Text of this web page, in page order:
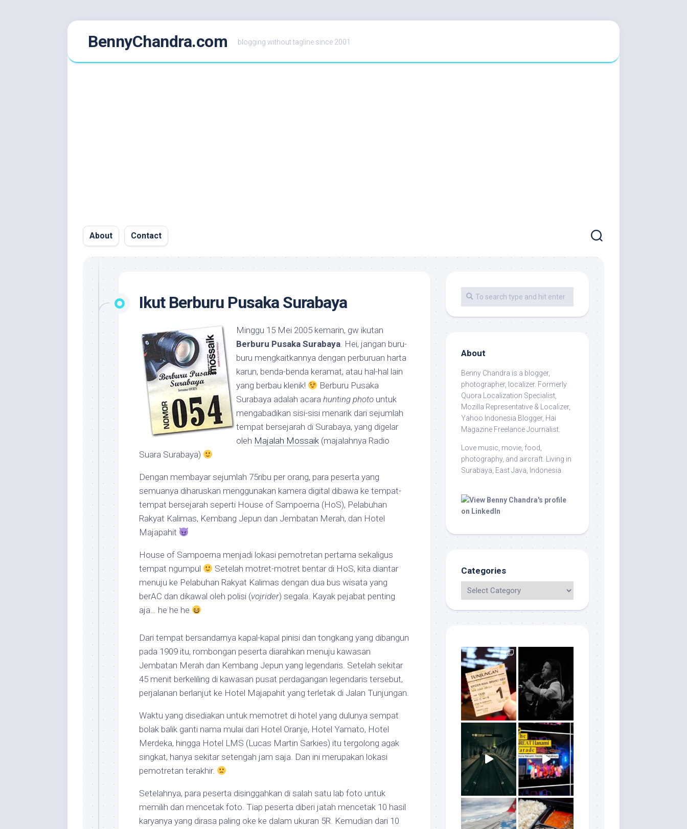
BennyChandra.com blogging without tagline since 2001
About Contact
Ikut Berburu Pusaka Surabaya
Minggu 15 Mei 2005 kemarin, gw ikutan
Berburu Pusaka Surabaya. Hei, jangan buru-
buru mengkaitkannya dengan perburuan harta
karun, benda-benda keramat, atau hal-hal lain
yang berbau klenik!
Berburu Pusaka
Surabaya adalah acara hunting photo untuk
mengabadikan sisi-sisi menarik dari sejumlah
tempat bersejarah di Surabaya, yang digelar
oleh Majalah Mossaik (majalahnya Radio
Suara Surabaya)
Dengan membayar sejumlah 75ribu per orang, para peserta yang
semuanya diharuskan menggunakan kamera digital dibawa ke tempat-
tempat bersejarah seperti House of Sampoerna (HoS), Pelabuhan
Rakyat Kalimas, Kembang Jepun dan Jembatan Merah, dan Hotel
Majapahit
House of Sampoerna menjadi lokasi pemotretan pertama sekaligus
tempat ngumpul
Setelah motret-motret bentar di HoS, kita diantar
menuju ke Pelabuhan Rakyat Kalimas dengan dua bus wisata yang
berAC dan dikawal oleh polisi (vojrider) segala. Kayak pejabat penting
aja… he he he
Dari tempat bersandarnya kapal-kapal pinisi dan tongkang yang dibangun
pada 1909 itu, rombongan peserta diarahkan menuju kawasan
Jembatan Merah dan Kembang Jepun yang legendaris. Setelah sekitar
45 menit berkeliling di kawasan pusat perdagangan legendaris tersebut,
perjalanan berlanjut ke Hotel Majapahit yang terletak di Jalan Tunjungan.
Waktu yang disediakan untuk memotret di hotel yang dulunya sempat
bolak balik ganti nama mulai dari Hotel Oranje, Hotel Yamato, Hotel
Merdeka, hingga Hotel LMS (Lucas Martin Sarkies) itu tergolong agak
singkat, hanya sekitar setengah jam saja. Dan ini merupakan lokasi
pemotretan terakhir.
Setelahnya, para peserta disinggahkan di salah satu lab foto untuk
memilih dan mencetak foto. Tiap peserta diberi jatah mencetak 10 hasil
karyanya yang dirasa paling oke ke dalam ukuran 5R. Kemudian dari 10
About
Benny Chandra is a blogger,
photographer, localizer. Formerly
Quora Localization Specialist,
Mozilla Representative & Localizer,
Yahoo Indonesia Blogger, Hai
Magazine Freelance Journalist.
Love music, movie, food,
photography, and aircraft. Living in
Surabaya, East Java, Indonesia.
Categories